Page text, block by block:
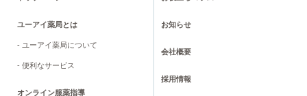
ユーアイ薬局とは
- ユーアイ薬局について
- 便利なサービス
オンライン服薬指導
お知らせ
会社概要
採用情報